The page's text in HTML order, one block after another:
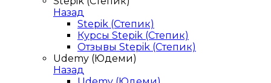
Назад
Stepik (Степик)
Курсы Stepik (Степик)
Отзывы Stepik (Степик)
Udemy (Юдеми)
Назад